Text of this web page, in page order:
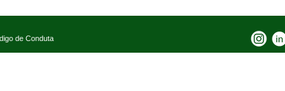
de Conduta